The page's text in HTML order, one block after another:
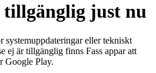
tillgänglig just nu
systemuppdateringar eller tekniskt
ej är tillgänglig finns Fass appar att
Google Play.